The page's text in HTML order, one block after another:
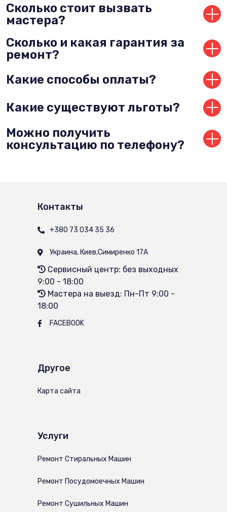
Сколько стоит вызвать
мастера?
техники.
Сколько и какая гарантия за
ремонт?
Какие способы оплаты?
Какие существуют льготы?
дейсвуют специальные условия.
Можно получить
консультацию по телефону?
техники.
Услуги
Ремонт Стиральных Машин
Ремонт Посудомоечных Машин
Ремонт Сушильных Машин
Другое
Карта сайта
Контакты
+380 73 034 35 36
Украина, Киев,Симиренко 17А
Сервисный центр: без выходных
9:00 - 18:00
Мастера на выезд: Пн-Пт 9:00 -
18:00
FACEBOOK